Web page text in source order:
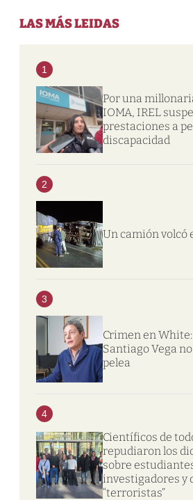
LAS MÁS LEIDAS
1
Por una
IOMA, IREL
prestaciones a
discapacidad
2
Un camión volcó
3
Crimen en
Santiago Vega
pelea
4
Científicos de
repudiaron los
sobre
investigadores y
“terroristas”